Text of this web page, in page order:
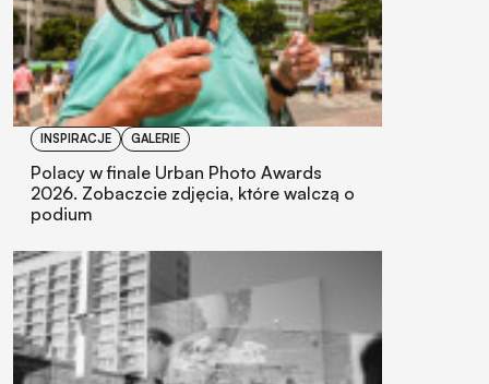
INSPIRACJE GALERIE
Polacy w finale Urban Photo Awards
2026. Zobaczcie zdjęcia, które walczą o
podium